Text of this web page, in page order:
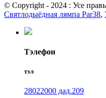
© Copyright - 2024 : Усе
Святлодыёдная лямпа Par38,
Тэлефон
тэл
28022000 дад.209